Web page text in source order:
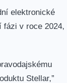
elektronické
fázi v roce 2024,
Stellar,”